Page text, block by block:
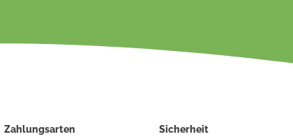
Zahlungsarten Sicherheit